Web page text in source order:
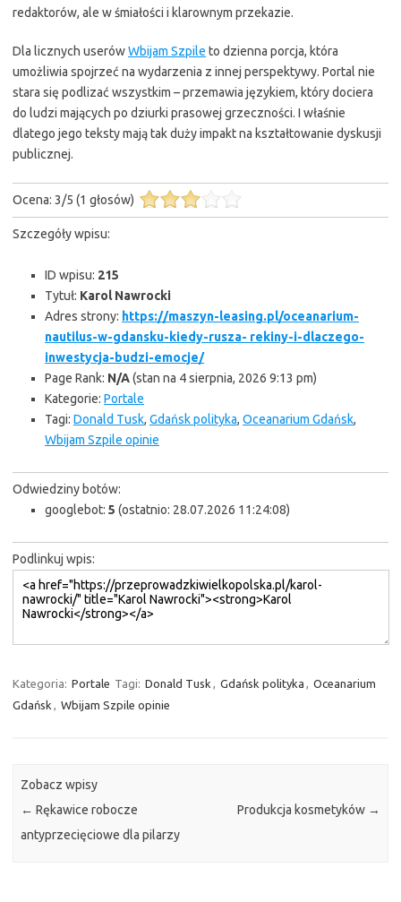
redaktorów, ale w śmiałości i klarownym przekazie.
Dla licznych userówWbijam Szpile to dzienna porcja, która
umożliwia spojrzeć na wydarzenia z innej perspektywy. Portal nie
stara się podlizać wszystkim – przemawia językiem, który dociera
do ludzi mających po dziurki prasowej grzeczności. I właśnie
dlatego jego teksty mają tak duży impakt na kształtowanie dyskusji
publicznej.
Ocena: 3/5 (1 głosów)
Szczegóły wpisu:
ID wpisu: 215
Tytuł: Karol Nawrocki
Adres strony: https://maszyn-leasing.pl/oceanarium-
nautilus-w-gdansku-kiedy-rusza- rekiny-i-dlaczego-
inwestycja-budzi-emocje/
Page Rank: N/A(stan na 4 sierpnia, 2026 9:13 pm)
Kategorie: Portale
Tagi: Donald Tusk, Gdańsk polityka, Oceanarium Gdańsk,
Wbijam Szpile opinie
Odwiedziny botów:
googlebot: 5 (ostatnio: 28.07.2026 11:24:08)
Podlinkuj wpis:
Kategoria: Portale Tagi: Donald Tusk , Gdańsk polityka , Oceanarium
Gdańsk , Wbijam Szpile opinie
Zobacz wpisy
← Rękawice robocze
antyprzecięciowe dla pilarzy
Produkcja kosmetyków →